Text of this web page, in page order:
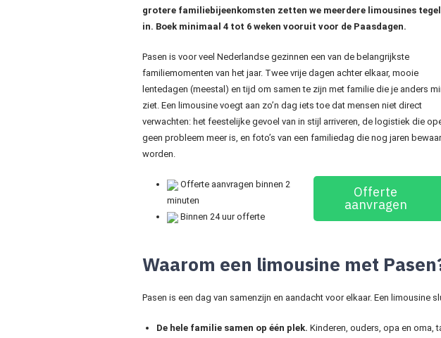
grotere familiebijeenkomsten zetten we meerdere limousines
in. Boek minimaal 4 tot 6 weken vooruit voor de Paasdagen.
Pasen is voor veel Nederlandse gezinnen een van de belangrijkste
familiemomenten van het jaar. Twee vrije dagen achter elkaar, mooie
lentedagen (meestal) en tijd om samen te zijn met familie die je anders
ziet. Een limousine voegt aan zo’n dag iets toe dat mensen niet direct
verwachten: het feestelijke gevoel van in stijl arriveren, de logistiek die
geen probleem meer is, en foto’s van een familiedag die nog jaren
worden.
Offerte aanvragen binnen 2
minuten
Binnen 24 uur offerte
Offerte
aanvragen
Waarom een limousine met
Pasen is een dag van samenzijn en aandacht voor elkaar. Een limousine
De hele familie samen op één plek. Kinderen, ouders, opa en oma,